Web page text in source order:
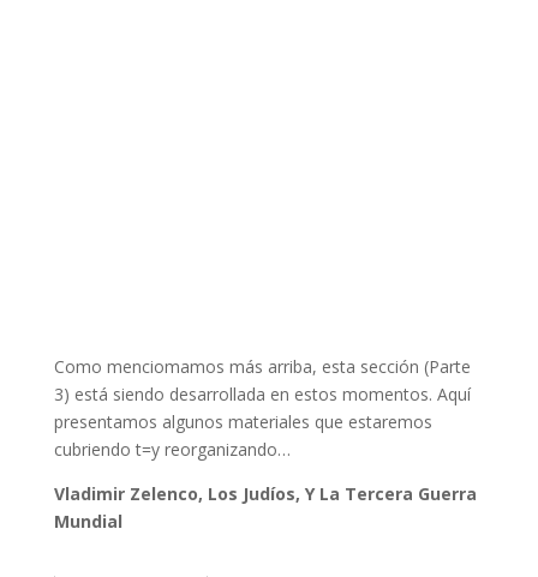
Como menciomamos más arriba, esta sección (Parte
3) está siendo desarrollada en estos momentos. Aquí
presentamos algunos materiales que estaremos
cubriendo t=y reorganizando…
Vladimir Zelenco, Los Judíos, Y La Tercera Guerra
Mundial